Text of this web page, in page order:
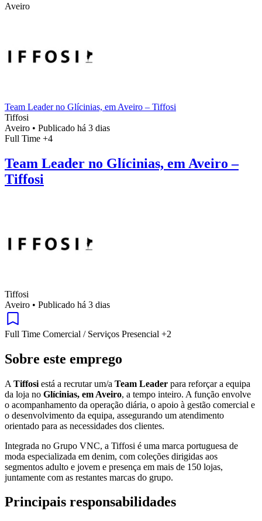
Aveiro
Team Leader no Glícinias, em Aveiro – Tiffosi
Tiffosi
Aveiro • Publicado há 3 dias
Full Time +4
Team Leader no Glícinias, em Aveiro –
Tiffosi
Tiffosi
Aveiro • Publicado há 3 dias
Full Time Comercial / Serviços Presencial +2
Sobre este emprego
A Tiffosi está a recrutar um/a Team Leader para reforçar a equipa
da loja no Glícinias, em Aveiro, a tempo inteiro. A função envolve
o acompanhamento da operação diária, o apoio à gestão comercial e
o desenvolvimento da equipa, assegurando um atendimento
orientado para as necessidades dos clientes.
Integrada no Grupo VNC, a Tiffosi é uma marca portuguesa de
moda especializada em denim, com coleções dirigidas aos
segmentos adulto e jovem e presença em mais de 150 lojas,
juntamente com as restantes marcas do grupo.
Principais responsabilidades